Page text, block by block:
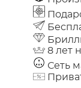
8 лет
Сеть